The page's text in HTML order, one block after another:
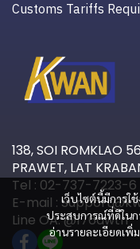
เว็บไซต์นี้มีการใ
ประสบการณ์ที่ดีในก
อ่านรายละเอียดเพิ่
Customs Tariffs
138, SOI ROMKLAO
PRAWET, LAT
Tel : 02-737-7223-6
E-mail :
Line OA: @176awtri